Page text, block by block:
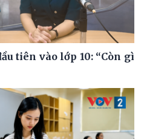
vào lớp 10: “Còn gì